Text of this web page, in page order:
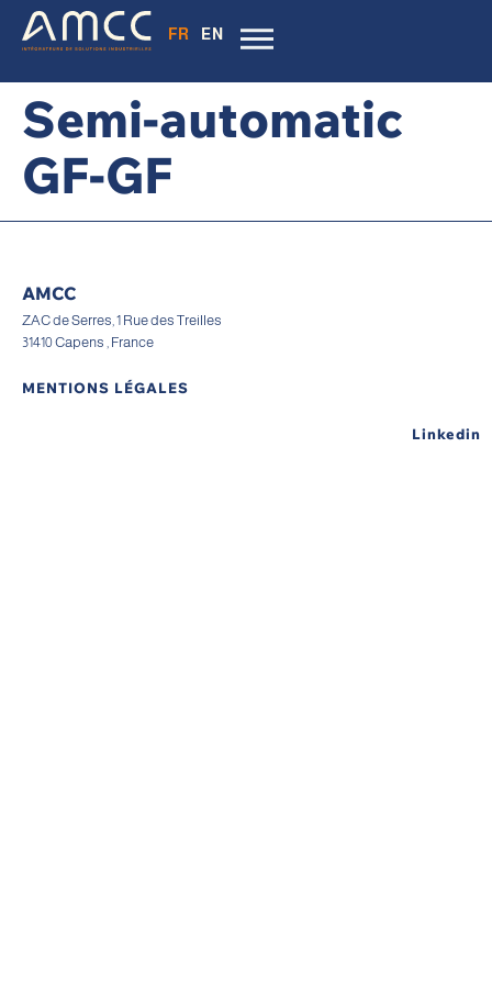
FR EN
Semi-automatic
GF-GF
AMCC
ZAC de Serres, 1 Rue des Treilles
31410 Capens , France
MENTIONS LÉGALES
Linkedin